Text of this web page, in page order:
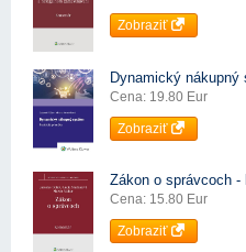
Zobraziť
Dynamický
Cena: 19.80 Eur
Zobraziť
Zákon o správcoch -
Cena: 15.80 Eur
Zobraziť